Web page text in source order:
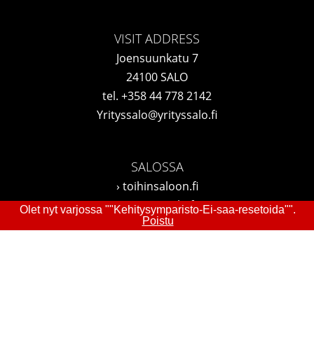
VISIT ADDRESS
Joensuunkatu 7
24100 SALO
tel. +358 44 778 2142
Yrityssalo@yrityssalo.fi
SALOSSA
› toihinsaloon.fi
›investinsalo.fi
Vapaat toimitilat
Olet nyt varjossa ""Kehitysymparisto-Ei-saa-resetoida"".
Poistu